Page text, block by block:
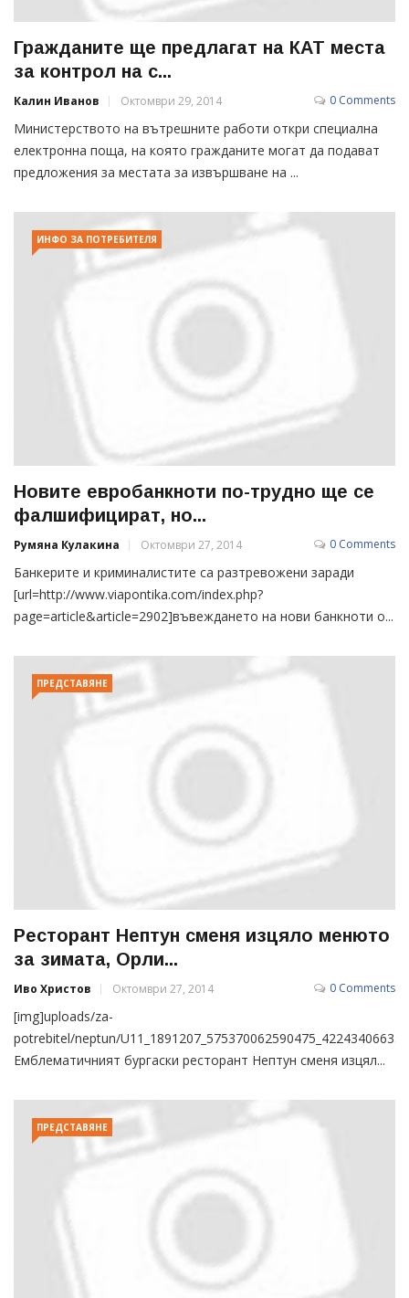
Гражданите ще предлагат на КАТ места
за контрол на с...
Калин Иванов Октомври 29, 2014 0 Comments
Министерството на вътрешните работи откри специална
електронна поща, на която гражданите могат да подават
предложения за местата за извършване на ...
ИНФО ЗА ПОТРЕБИТЕЛЯ
Новите евробанкноти по-трудно ще се
фалшифицират, но...
Румяна Кулакина Октомври 27, 2014 0 Comments
Банкерите и криминалистите са разтревожени заради
[url=http://www.viapontika.com/index.php?
page=article&article=2902]въвеждането на нови банкноти о...
ПРЕДСТАВЯНЕ
Ресторант Нептун сменя изцяло менюто
за зимата, Орли...
Иво Христов Октомври 27, 2014 0 Comments
[img]uploads/za-
potrebitel/neptun/
Емблематичният бургаски ресторант Нептун сменя изцял...
ПРЕДСТАВЯНЕ